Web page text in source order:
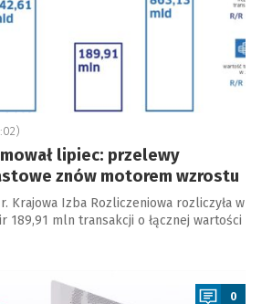
lipiec: przelewy
znów motorem wzrostu
Krajowa Izba Rozliczeniowa rozliczyła w
189,91 mln transakcji o łącznej wartości
0